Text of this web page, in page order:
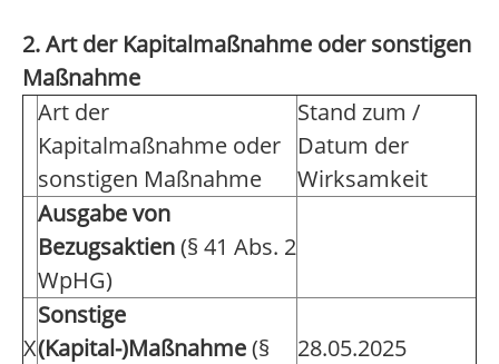
2. Art der Kapitalmaßnahme oder sonstigen
Maßnahme
Art der
Kapitalmaßnahme oder
sonstigen Maßnahme
Stand zum /
Datum der
Wirksamkeit
Ausgabe von
Bezugsaktien(§ 41 Abs. 2
WpHG)
X
Sonstige
(Kapital-)Maßnahme(§
28.05.2025